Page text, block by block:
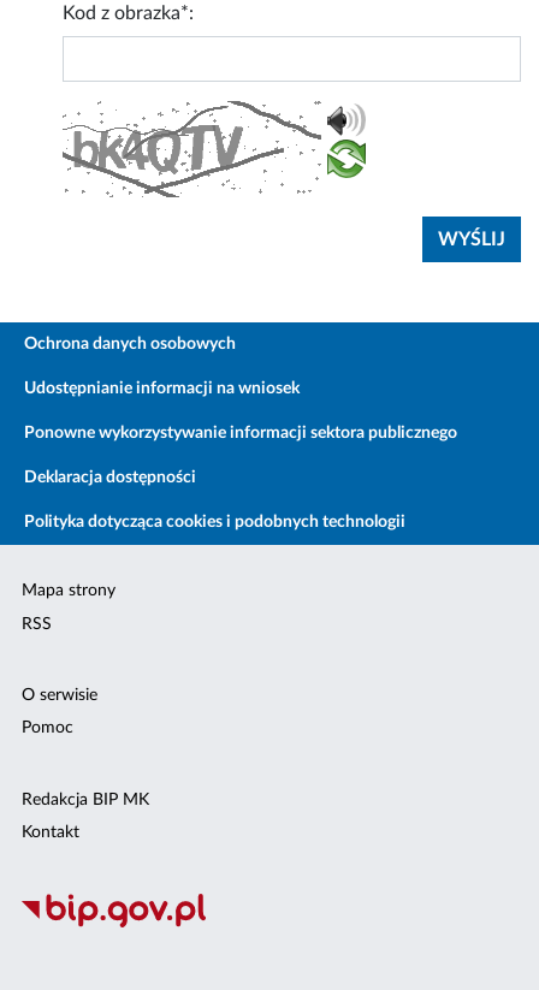
Kod z obrazka*:
Ochrona danych osobowych
Udostępnianie informacji na wniosek
Ponowne wykorzystywanie informacji sektora publicznego
Deklaracja dostępności
Polityka dotycząca cookies i podobnych technologii
Mapa strony
RSS
O serwisie
Pomoc
Redakcja BIP MK
Kontakt